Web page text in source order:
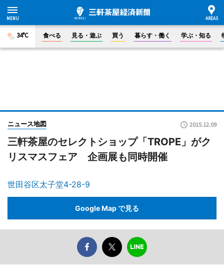
34°C 食べる 見る・遊ぶ 買う 暮らす・働く 学ぶ・知る
ニュース地図 2015.12.09
三軒茶屋のセレクトショップ「TROPE」がク
リスマスフェア 企画展も同時開催
世田谷区太子堂4-28-9
Google Map で見る